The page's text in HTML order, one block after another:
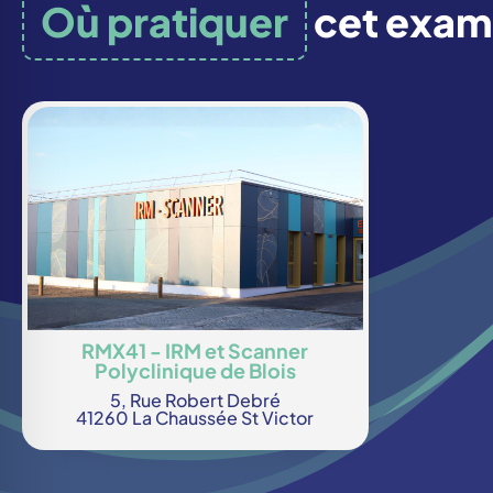
Où pratiquer cet
RMX41 - IRM et Scanner
Polyclinique de Blois
5, Rue Robert Debré
41260 La Chaussée St Victor